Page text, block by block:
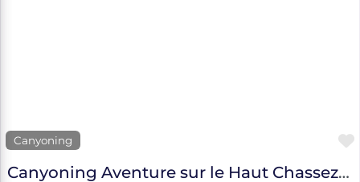
Canyoning
Canyoning Aventure sur le Haut Chassezac